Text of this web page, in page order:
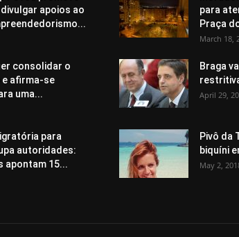
apoios ao
consolidar o
afirma-se
uma...
para
autoridades:
apontam 15...
para
Praça
March 18,
Braga
April 29,
Pivô da
biquíni
May 2,